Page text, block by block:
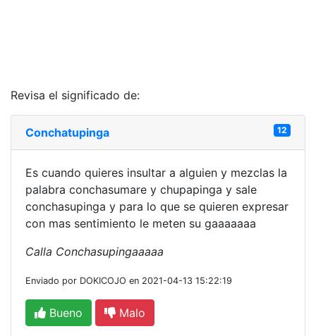
Revisa el significado de:
Conchatupinga 12
Es cuando quieres insultar a alguien y mezclas la
palabra conchasumare y chupapinga y sale
conchasupinga y para lo que se quieren expresar
con mas sentimiento le meten su gaaaaaaa
Calla Conchasupingaaaaa
Enviado por DOKICOJO en 2021-04-13 15:22:19
Bueno Malo